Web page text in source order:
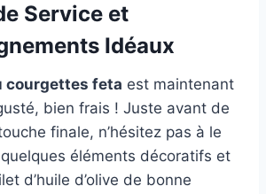
Service et
Idéaux
courgettes feta est maintenant
bien frais ! Juste avant de
finale, n’hésitez pas à le
éléments décoratifs et
d’huile d’olive de bonne